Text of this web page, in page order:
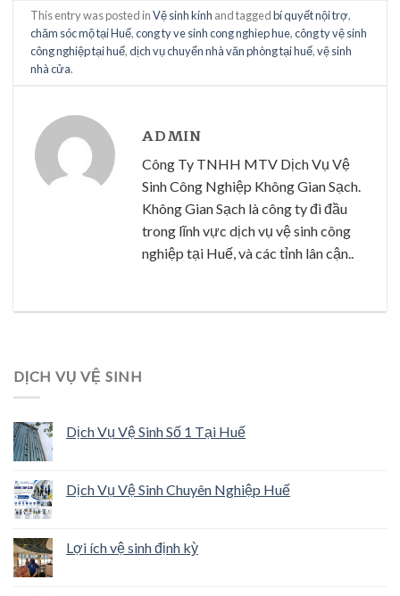
This entry was posted inVệ sinh kính and taggedbí quyết nội trợ,
chăm sóc mộ tại Huế,cong ty ve sinh cong nghiep hue,công ty vệ sinh
công nghiệp tại huế,dịch vụ chuyển nhà văn phòng tại huế,vệ sinh
nhà cửa.
ADMIN
Công Ty TNHH MTV Dịch Vụ Vệ
Sinh Công Nghiệp Không Gian Sạch.
Không Gian Sạch là công ty đi đầu
trong lĩnh vực dịch vụ vệ sinh công
nghiệp tại Huế, và các tỉnh lân cận..
DỊCH VỤ VỆ SINH
Dịch Vụ Vệ Sinh Số 1 Tại Huế
Dịch Vụ Vệ Sinh Chuyên Nghiệp Huế
Lợi ích vệ sinh định kỳ